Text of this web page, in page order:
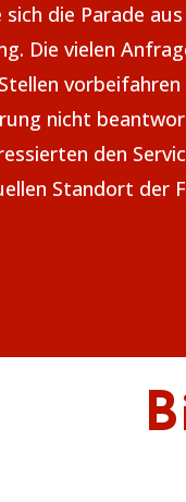
die Parade
Die vielen
nicht
den
Standort der